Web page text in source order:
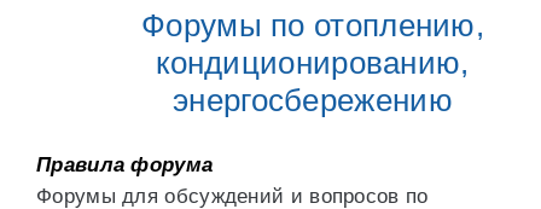
Форумы по отоплению,
кондиционированию,
энергосбережению
Правила форума
Форумы для обсуждений и вопросов по